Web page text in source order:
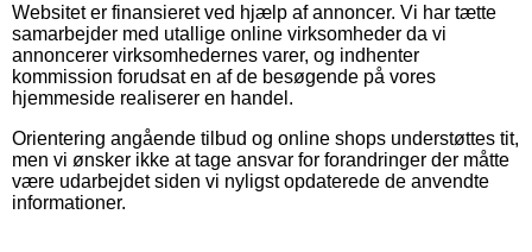
Websitet er finansieret ved hjælp af annoncer. Vi har tætte
samarbejder med utallige online virksomheder da vi
annoncerer virksomhedernes varer, og indhenter
kommission forudsat en af de besøgende på vores
hjemmeside realiserer en handel.
Orientering angående tilbud og online shops understøttes tit,
men vi ønsker ikke at tage ansvar for forandringer der måtte
være udarbejdet siden vi nyligst opdaterede de anvendte
informationer.